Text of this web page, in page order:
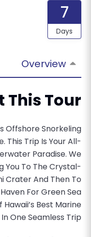
7
Days
Overview
This Tour
Offshore Snorkeling
This Trip Is Your All-
Paradise. We
You To The Crystal-
Crater And Then To
For Green Sea
Best Marine
One Seamless Trip.